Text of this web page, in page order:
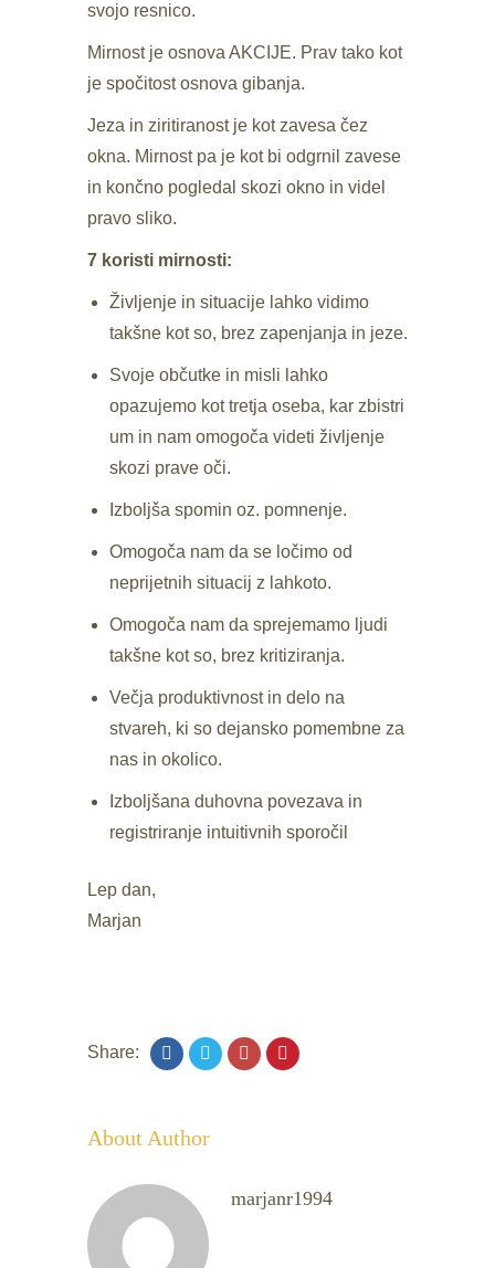
svojo resnico.
Mirnost je osnova AKCIJE. Prav tako kot
je spočitost osnova gibanja.
Jeza in ziritiranost je kot zavesa čez
okna. Mirnost pa je kot bi odgrnil zavese
in končno pogledal skozi okno in videl
pravo sliko.
7 koristi mirnosti:
Življenje in situacije lahko vidimo
takšne kot so, brez zapenjanja in jeze.
Svoje občutke in misli lahko
opazujemo kot tretja oseba, kar zbistri
um in nam omogoča videti življenje
skozi prave oči.
Izboljša spomin oz. pomnenje.
Omogoča nam da se ločimo od
neprijetnih situacij z lahkoto.
Omogoča nam da sprejemamo ljudi
takšne kot so, brez kritiziranja.
Večja produktivnost in delo na
stvareh, ki so dejansko pomembne za
nas in okolico.
Izboljšana duhovna povezava in
registriranje intuitivnih sporočil
Lep dan,
Marjan
Share:
About Author
marjanr1994